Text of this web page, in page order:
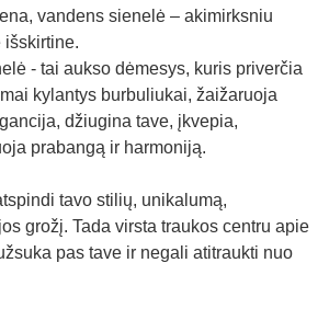
vandens sienelė – akimirksniu
išskirtine.
- tai aukso dėmesys, kuris priverčia
kylantys burbuliukai, žaižaruoja
džiugina tave, įkvepia,
prabangą ir harmoniją.
tavo stilių, unikalumą,
grožį. Tada virsta traukos centru apie
pas tave ir negali atitraukti nuo